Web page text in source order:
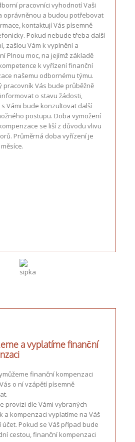
pracovníci vyhodnotí Vaši
oprávněnou a budou potřebovat
kontaktují Vás písemně
Pokud nebude třeba další
zašlou Vám k vyplnění a
Plnou moc, na jejímž základě
k vyřízení finanční
našemu odbornému týmu.
pracovník Vás bude průběžně
o stavu žádosti,
Vámi bude konzultovat další
postupu. Doba vymožení
se liší z důvodu vlivu
Průměrná doba vyřízení je
a vyplatíme finanční
finanční kompenzaci
o ní vzápětí písemně
provizi dle Vámi vybraných
a kompenzaci vyplatíme na Váš
Pokud se Váš případ bude
cestou, finanční kompenzaci